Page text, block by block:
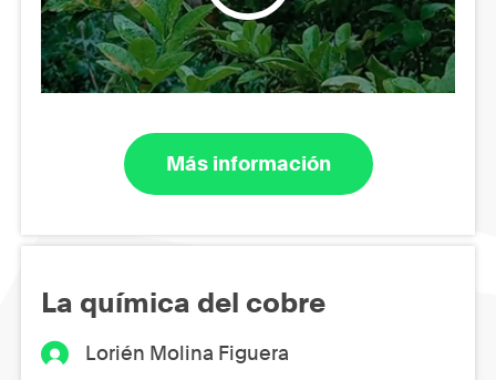
Más información
La química del cobre
Lorién Molina Figuera